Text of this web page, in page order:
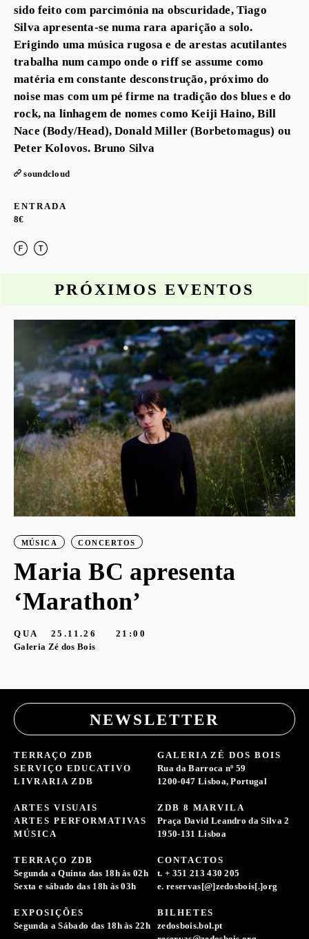
sido feito com parcimónia na obscuridade, Tiago
Silva apresenta-se numa rara aparição a solo.
Erigindo uma música rugosa e de arestas acutilantes
trabalha num campo onde o riff se assume como
matéria em constante desconstrução, próximo do
noise mas com um pé firme na tradição dos blues e do
rock, na linhagem de nomes como Keiji Haino, Bill
Nace (Body/Head), Donald Miller (Borbetomagus) ou
Peter Kolovos. Bruno Silva
soundcloud
ENTRADA
8€
PRÓXIMOS EVENTOS
MÚSICA CONCERTOS
Maria BC apresenta
‘Marathon’
QUA 25.11.26
21:00
Galeria Zé dos Bois
NEWSLETTER
TERRAÇO ZDB
SERVIÇO EDUCATIVO
LIVRARIA ZDB
ARTES VISUAIS
ARTES PERFORMATIVAS
MÚSICA
GALERIA ZÉ DOS BOIS
Rua da Barroca nº 59
1200-047 Lisboa, Portugal
ZDB 8 MARVILA
Praça David Leandro da Silva 2
1950-131 Lisboa
TERRAÇO ZDB
Segunda a Quinta das 18h às 02h
Sexta e sábado das 18h às 03h
EXPOSIÇÕES
Segunda a Sábado das 18h às 22h
CONTACTOS
t. + 351 213 430 205
e. reservas[@]zedosbois[.]org
BILHETES
zedosbois.bol.pt